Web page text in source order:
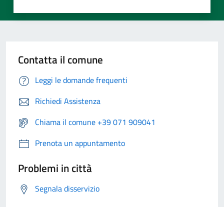
Contatta il comune
Leggi le domande frequenti
Richiedi Assistenza
Chiama il comune +39 071 909041
Prenota un appuntamento
Problemi in città
Segnala disservizio